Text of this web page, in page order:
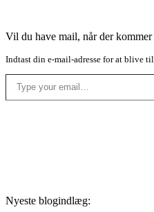
Vil du have mail, når der kommer
Indtast din e-mail-adresse for at blive
Type your email…
Nyeste blogindlæg: